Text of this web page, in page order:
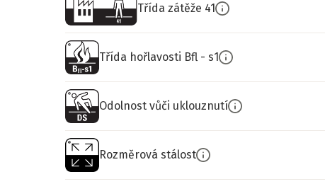
Třída zátěže 41
Třída hořlavosti Bfl - s1
Odolnost vůči uklouznutí
Rozměrová stálost